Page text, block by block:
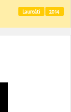
2014
Laureáti